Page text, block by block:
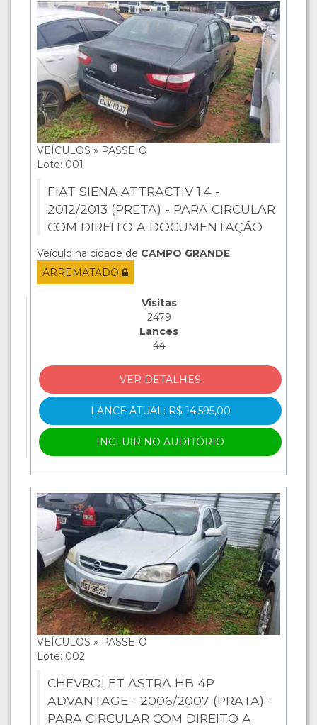
VEÍCULOS » PASSEIO
Lote: 001
FIAT SIENA ATTRACTIV 1.4 -
2012/2013 (PRETA) - PARA CIRCULAR
COM DIREITO A DOCUMENTAÇÃO
Veículo na cidade de CAMPO GRANDE.
ARREMATADO
Visitas
2479
Lances
44
VER DETALHES
LANCE ATUAL: R$ 14.595,00
INCLUIR NO AUDITÓRIO
VEÍCULOS » PASSEIO
Lote: 002
CHEVROLET ASTRA HB 4P
ADVANTAGE - 2006/2007 (PRATA) -
PARA CIRCULAR COM DIREITO A